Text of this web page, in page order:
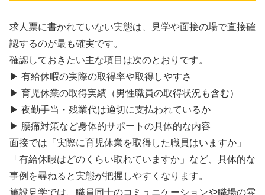
求人票に書かれていない実態は、見学や面接の場で直接確
認するのが最も確実です。
確認しておきたい主な項目は次のとおりです。
▶ 有給休暇の実際の取得率や取得しやすさ
▶ 育児休業の取得実績（男性職員の取得状況も含む）
▶ 夜勤手当・残業代は適切に支払われているか
▶ 腰痛対策など身体的サポートの具体的な内容
面接では「実際に育児休業を取得した職員はいますか」
「有給休暇はどのくらい取れていますか」など、具体的な
事例を尋ねると実態が把握しやすくなります。
施設見学では、職員同士のコミュニケーションや職場の雰